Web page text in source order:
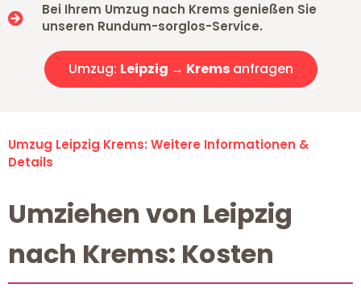
Bei Ihrem Umzug nach Krems genießen Sie
unseren Rundum-sorglos-Service.
Umzug: Leipzig → Kremsanfragen
Umzug Leipzig Krems: Weitere Informationen &
Details
Umziehen von Leipzig
nach Krems: Kosten